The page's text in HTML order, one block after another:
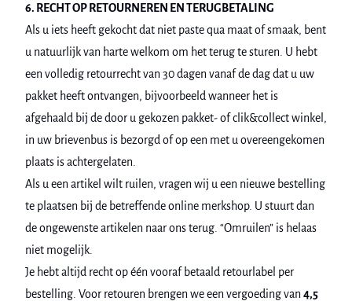
6. RECHT OP RETOURNEREN EN TERUGBETALING
Als u iets heeft gekocht dat niet paste qua maat of smaak, bent
u natuurlijk van harte welkom om het terug te sturen. U hebt
een volledig retourrecht van 30 dagen vanaf de dag dat u uw
pakket heeft ontvangen, bijvoorbeeld wanneer het is
afgehaald bij de door u gekozen pakket- of clik&collect winkel,
in uw brievenbus is bezorgd of op een met u overeengekomen
plaats is achtergelaten.
Als u een artikel wilt ruilen, vragen wij u een nieuwe bestelling
te plaatsen bij de betreffende online merkshop. U stuurt dan
de ongewenste artikelen naar ons terug. “Omruilen” is helaas
niet mogelijk.
Je hebt altijd recht op één vooraf betaald retourlabel per
bestelling. Voor retouren brengen we een vergoeding van 4,5